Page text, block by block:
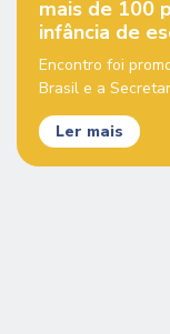
mais de 100
infância de
Encontro foi
Brasil e a
Ler mais